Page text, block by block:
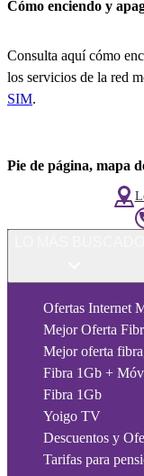
Cómo enciendo y
Consulta aquí cómo
los servicios de la red
SIM.
Pie de página, mapa
Ofertas Internet
Mejor Oferta
Mejor oferta
Fibra 1Gb +
Fibra 1Gb
Yoigo TV
Descuentos y
Tarifas para